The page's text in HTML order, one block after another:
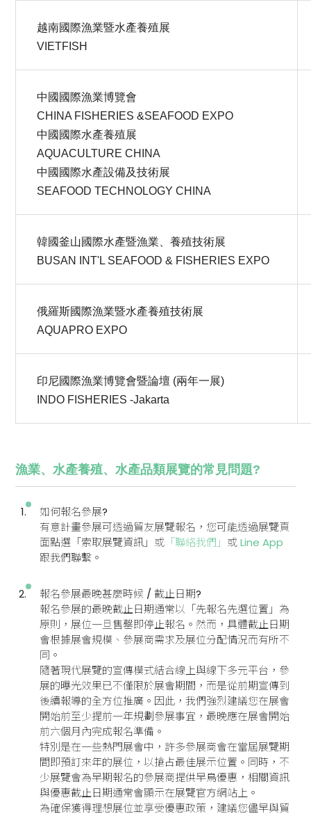
越南國際漁業暨水產養殖展
VIETFISH
中國國際漁業博覽會
CHINA FISHERIES &SEAFOOD EXPO
中國國際水產養殖展
AQUACULTURE CHINA
中國國際水產設備及技術展
SEAFOOD TECHNOLOGY CHINA
韓國釜山國際水產暨漁業、養殖技術展
BUSAN INT'L SEAFOOD & FISHERIES EXPO
俄羅斯國際漁業暨水產養殖技術展
AQUAPRO EXPO
印尼國際漁業博覽會暨論壇 (兩年一展)
INDO FISHERIES -Jakarta
漁業、水產養殖、水產品類展覽的常見問題?
如何報名參展?
有意計畫參展可透過貿友展覽報名，您可能透過展覽頁
面點選「索取展覽資訊」或 「聯絡我們」 或Line App
跟我們聯繫。
報名參展最晚甚麼時候 / 截止日期?
報名參展的最晚截止日期通常以「先報名先選位置」為
原則，展位一旦售罄即停止報名。然而，具體截止日期
會根據展會規模、參展商需求及展位分配情況而有所不
同。
隨著現代展覽的宣傳模式結合線上與線下多元平台，參
展的曝光效果已不僅限於展會期間，而是從前期宣傳到
後續報導的全方位推廣。因此，我們強烈建議您在展會
開始前至少提前一年規劃參展事宜，最晚應在展會開始
前六個月內完成報名準備。
特別是在一些熱門展會中，許多參展商會在當屆展覽期
間即預訂來年的展位，以搶占最佳展示位置。同時，不
少展覽會為早期報名的參展商提供早鳥優惠，相關資訊
與優惠截止日期通常會顯示在展覽官方網站上。
為確保獲得理想展位並享受優惠政策，建議您儘早與貿